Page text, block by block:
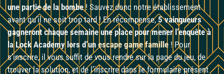
une partie de la bombe ! Sauvez donc notre établissement
avant qu’il ne soit trop tard ! En récompense,5 vainqueurs
gagneront chaque semaine une place pour mener l’enquête à
la Lock Academy lors d’un escape game famille ! Pour
s’inscrire, il vous suffit de vous rendre sur la page du jeu, de
trouver la solution, et de l’inscrire dans le formulaire présent